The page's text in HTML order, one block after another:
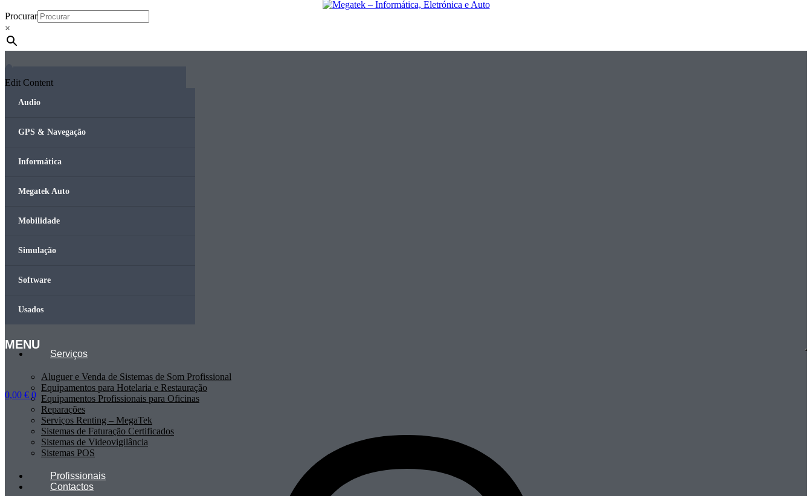
Procurar
×
Edit Content
Audio
GPS & Navegação
Informática
Megatek Auto
Mobilidade
Simulação
Software
Usados
MENU
Serviços
Aluguer e Venda de Sistemas de Som Profissional
Equipamentos para Hotelaria e Restauração
Equipamentos Profissionais para Oficinas
Reparações
Serviços Renting – MegaTek
Sistemas de Faturação Certificados
Sistemas de Videovigilância
Sistemas POS
Profissionais
Contactos
0,00 € 0